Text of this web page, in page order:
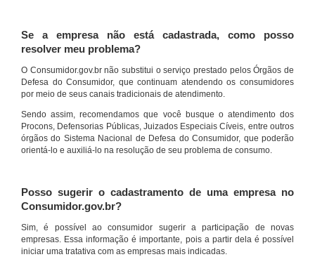
Se a empresa não está cadastrada, como posso
resolver meu problema?
O Consumidor.gov.br não substitui o serviço prestado pelos Órgãos de
Defesa do Consumidor, que continuam atendendo os consumidores
por meio de seus canais tradicionais de atendimento.
Sendo assim, recomendamos que você busque o atendimento dos
Procons, Defensorias Públicas, Juizados Especiais Cíveis, entre outros
órgãos do Sistema Nacional de Defesa do Consumidor, que poderão
orientá-lo e auxiliá-lo na resolução de seu problema de consumo.
Posso sugerir o cadastramento de uma empresa no
Consumidor.gov.br?
Sim, é possível ao consumidor sugerir a participação de novas
empresas. Essa informação é importante, pois a partir dela é possível
iniciar uma tratativa com as empresas mais indicadas.